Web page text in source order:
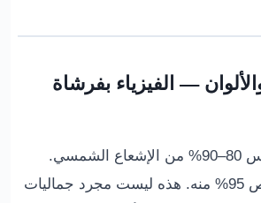
— الفيزياء بفرشاة
السطح الأبيض يعكس 80–90% من الإشعاع الشمسي.
السطح الأسود يمتص 95% منه. هذه ليست مجرد جماليات